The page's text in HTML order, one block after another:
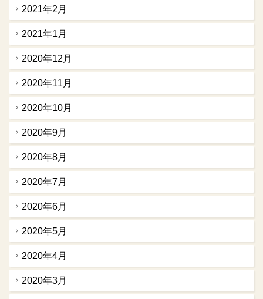
2021年2月
2021年1月
2020年12月
2020年11月
2020年10月
2020年9月
2020年8月
2020年7月
2020年6月
2020年5月
2020年4月
2020年3月